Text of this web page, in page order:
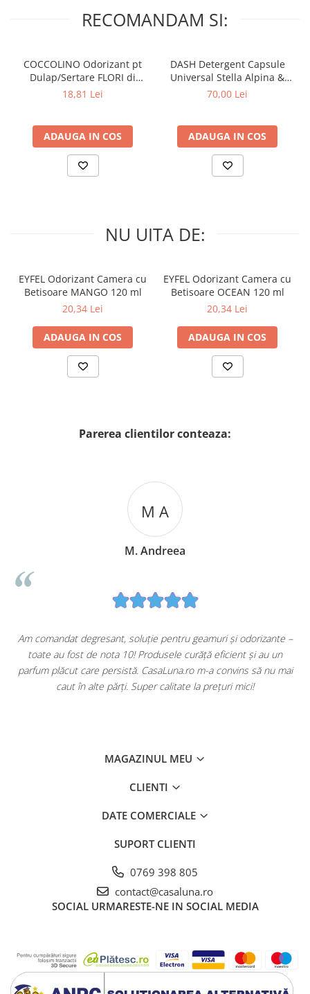
RECOMANDAM SI:
COCCOLINO Odorizant pt
Dulap/Sertare FLORI di
PRIMAVERA 3 buc
18,81 Lei
ADAUGA IN COS
DASH Detergent Capsule
Universal Stella Alpina &
Muschino Bianco 60 buc
70,00 Lei
ADAUGA IN COS
NU UITA DE:
EYFEL Odorizant Camera cu
Betisoare MANGO 120 ml
20,34 Lei
ADAUGA IN COS
EYFEL Odorizant Camera cu
Betisoare OCEAN 120 ml
20,34 Lei
ADAUGA IN COS
Parerea clientilor conteaza:
M A
M. Andreea
Am comandat degresant, soluție pentru geamuri și odorizante –
toate au fost de nota 10! Produsele curăță eficient și au un
parfum plăcut care persistă. CasaLuna.ro m-a convins să nu mai
caut în alte părți. Super calitate la prețuri mici!
MAGAZINUL MEU
CLIENTI
DATE COMERCIALE
SUPORT CLIENTI
0769 398 805
contact@casaluna.ro
SOCIAL URMARESTE-NE IN SOCIAL MEDIA